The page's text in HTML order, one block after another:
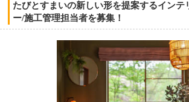
たびとすまいの新しい形を提案するインテ
ー/施工管理担当者を募集！